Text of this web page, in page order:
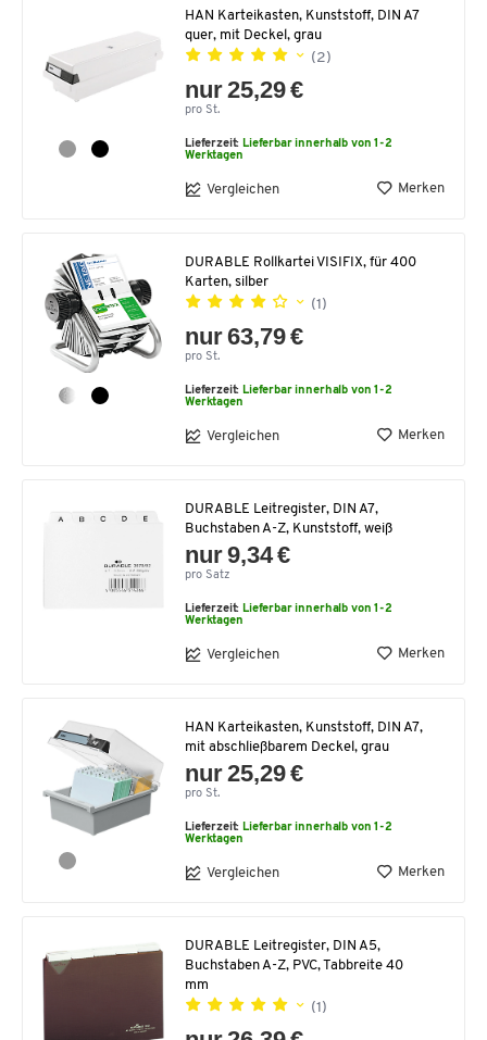
HAN Karteikasten, Kunststoff, DIN A7
quer, mit Deckel, grau
(2)
nur 25,29 €
pro St.
Lieferzeit: Lieferbar innerhalb von 1-2
Werktagen
Vergleichen Merken
DURABLE Rollkartei VISIFIX, für 400
Karten, silber
(1)
nur 63,79 €
pro St.
Lieferzeit: Lieferbar innerhalb von 1-2
Werktagen
Vergleichen Merken
DURABLE Leitregister, DIN A7,
Buchstaben A-Z, Kunststoff, weiß
nur 9,34 €
pro Satz
Lieferzeit: Lieferbar innerhalb von 1-2
Werktagen
Vergleichen Merken
HAN Karteikasten, Kunststoff, DIN A7,
mit abschließbarem Deckel, grau
nur 25,29 €
pro St.
Lieferzeit: Lieferbar innerhalb von 1-2
Werktagen
Vergleichen Merken
DURABLE Leitregister, DIN A5,
Buchstaben A-Z, PVC, Tabbreite 40
mm
(1)